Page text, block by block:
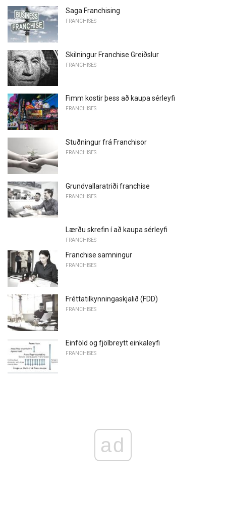
Saga Franchising
FRANCHISES
Skilningur Franchise Greiðslur
FRANCHISES
Fimm kostir þess að kaupa sérleyfi
FRANCHISES
Stuðningur frá Franchisor
FRANCHISES
Grundvallaratriði franchise
FRANCHISES
Lærðu skrefin í að kaupa sérleyfi
FRANCHISES
Franchise samningur
FRANCHISES
Fréttatilkynningaskjalið (FDD)
FRANCHISES
Einföld og fjölbreytt einkaleyfi
FRANCHISES
ad